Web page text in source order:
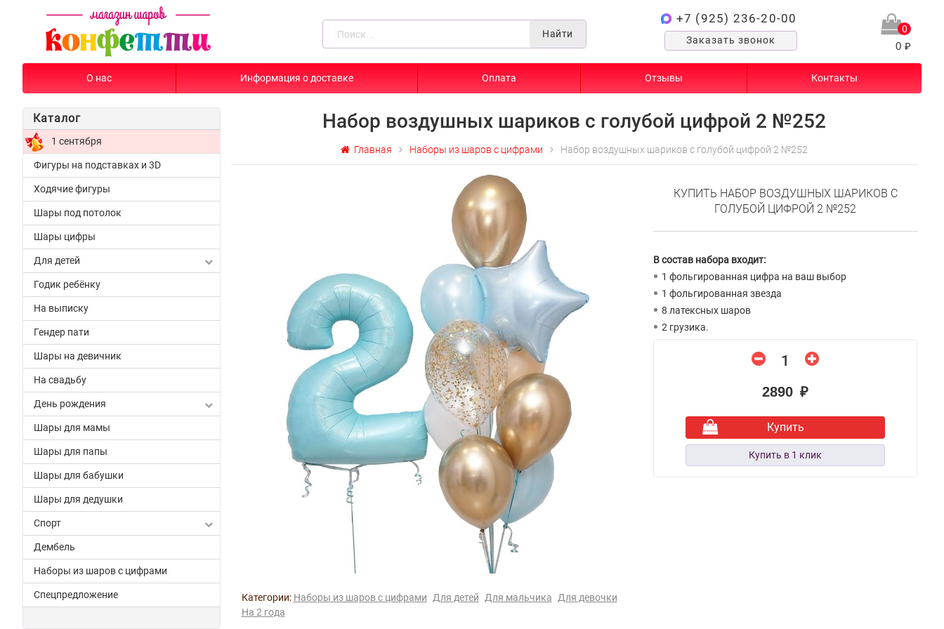
Найти
+7 (925) 236-20-00
Заказать звонок
0
0 ₽
О нас Информация о доставке Оплата Отзывы Контакты
Каталог
1 сентября
Фигуры на подставках и 3D
Ходячие фигуры
Шары под потолок
Шары цифры
Для детей
Годик ребёнку
На выписку
Гендер пати
Шары на девичник
На свадьбу
День рождения
Шары для мамы
Шары для папы
Шары для бабушки
Шары для дедушки
Спорт
Дембель
Наборы из шаров с цифрами
Спецпредложение
Набор воздушных шариков с голубой цифрой 2 №252
Главная Наборы из шаров с цифрами Набор воздушных шариков с голубой цифрой 2 №252
Категории: Наборы из шаров с цифрами Для детей Для мальчика
Для девочки
На 2 года
КУПИТЬ НАБОР ВОЗДУШНЫХ ШАРИКОВ С
ГОЛУБОЙ ЦИФРОЙ 2 №252
В состав набора входит:
1 фольгированная цифра на ваш выбор
1 фольгированная звезда
8 латексных шаров
2 грузика.
2890 ₽
Купить